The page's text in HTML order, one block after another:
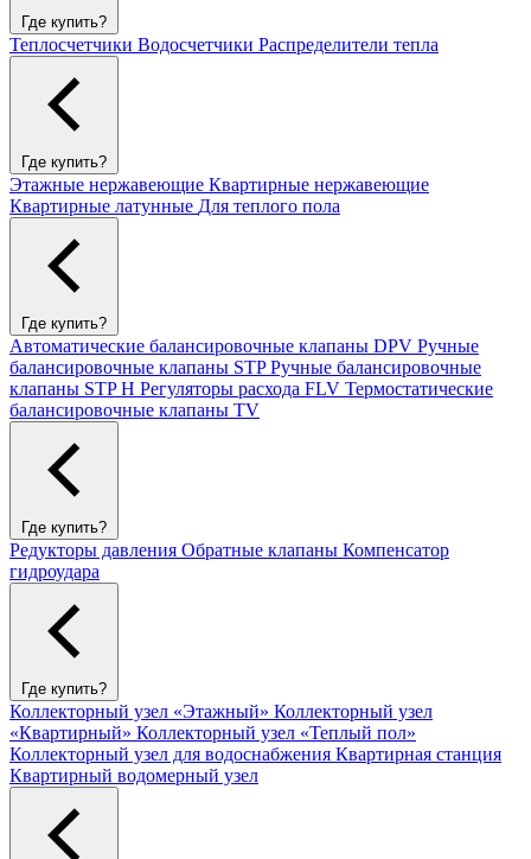
Где купить?
Теплосчетчики Водосчетчики Распределители тепла
Где купить?
Этажные нержавеющие Квартирные нержавеющие
Квартирные латунные Для теплого пола
Где купить?
Автоматические балансировочные клапаны DPV Ручные
балансировочные клапаны STPРучные балансировочные
клапаны STP H Регуляторы расхода FLV Термостатические
балансировочные клапаны TV
Где купить?
Редукторы давления Обратные клапаны Компенсатор
гидроудара
Где купить?
Коллекторный узел «Этажный» Коллекторный узел
«Квартирный» Коллекторный узел «Теплый пол»
Коллекторный узел для водоснабжения Квартирная станция
Квартирный водомерный узел